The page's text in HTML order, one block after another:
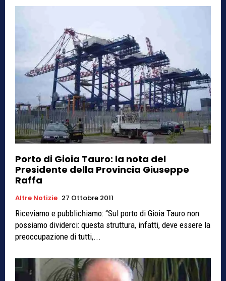
Porto di Gioia Tauro: la nota del
Presidente della Provincia Giuseppe
Raffa
Altre Notizie 27 Ottobre 2011
Riceviamo e pubblichiamo: “Sul porto di Gioia Tauro non
possiamo dividerci: questa struttura, infatti, deve essere la
preoccupazione di tutti,...